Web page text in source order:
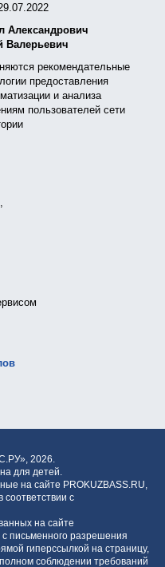
Александрович
Валерьевич
рекомендательные
предоставления
и анализа
пользователей сети
2026.
для детей.
на сайте PROKUZBASS.RU,
с
на сайте
с письменного разрешения
гиперссылкой на страницу,
соблюдении требований